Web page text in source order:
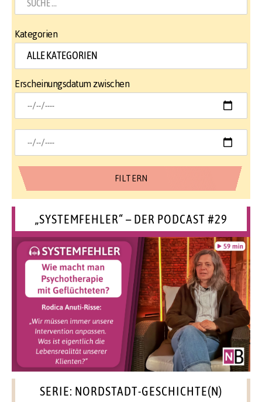
Kategorien
Erscheinungsdatum zwischen
„SYSTEMFEHLER“ – DER PODCAST #29
SERIE: NORDSTADT-GESCHICHTE(N)